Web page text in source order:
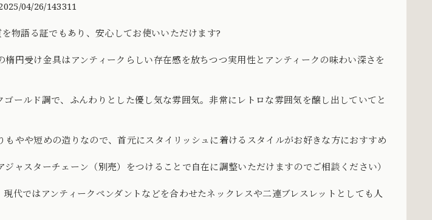
04/26/143311
物語る証でもあり、安心してお使いいただけます?
円受け金具はアンティークらしい存在感を放ちつつ実用性とアンティークの味わい深さを
ゴールド調で、ふんわりとした優し気な雰囲気。非常にレトロな雰囲気を醸し出していてと
もやや短めの造りなので、首元にスタイリッシュに着けるスタイルがお好きな方におすすめ
ジャスターチェーン（別売）をつけることで自在に調整いただけますのでご相談ください）
代ではアンティークペンダントなどを合わせたネックレスや二連ブレスレットとしても人